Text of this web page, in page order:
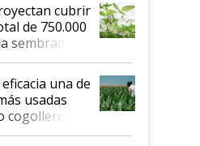
cubrir
de 750.000
sembradas
de
un
en genética y
una de
usadas
El
clave